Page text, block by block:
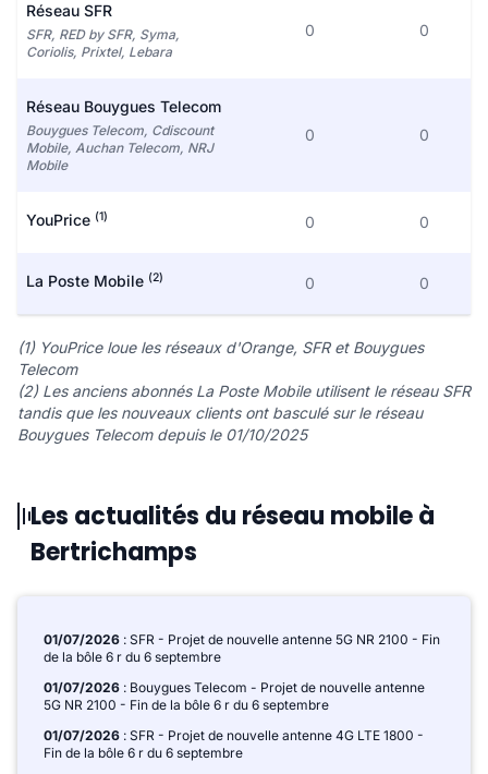
Réseau SFR
SFR, RED by SFR, Syma,
Coriolis, Prixtel, Lebara
0 0
Réseau Bouygues Telecom
Bouygues Telecom, Cdiscount
Mobile, Auchan Telecom, NRJ
Mobile
0 0
YouPrice (1) 0 0
La Poste Mobile (2) 0 0
(1) YouPrice loue les réseaux d'Orange, SFR et Bouygues
Telecom
(2) Les anciens abonnés La Poste Mobile utilisent le réseau SFR
tandis que les nouveaux clients ont basculé sur le réseau
Bouygues Telecom depuis le 01/10/2025
Les actualités du réseau mobile à
Bertrichamps
01/07/2026 : SFR - Projet de nouvelle antenne 5G NR 2100 - Fin
de la bôle 6 r du 6 septembre
01/07/2026 : Bouygues Telecom - Projet de nouvelle antenne
5G NR 2100 - Fin de la bôle 6 r du 6 septembre
01/07/2026 : SFR - Projet de nouvelle antenne 4G LTE 1800 -
Fin de la bôle 6 r du 6 septembre